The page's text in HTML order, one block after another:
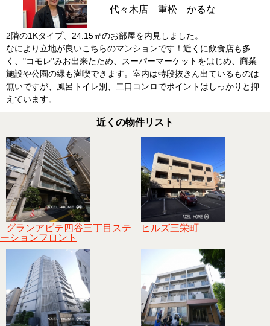
代々木店 重松 かるな
2階の1Kタイプ、24.15㎡のお部屋を内見しました。
なにより立地が良いこちらのマンションです！近くに飲食店も多
く、"コモレ"みお出来たため、スーパーマーケットをはじめ、商業
施設や公園の緑も満喫できます。室内は特段抜きん出ているものは
無いですが、風呂トイレ別、二口コンロでポイントはしっかりと抑
えています。
近くの物件リスト
グランアビテ四谷三丁目ステ
ーションフロント
ヒルズ三栄町